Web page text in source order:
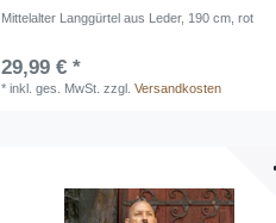
Mittelalter Langgürtel aus Leder, 190 cm, rot
29,99 € *
*inkl. ges. MwSt. zzgl.Versandkosten